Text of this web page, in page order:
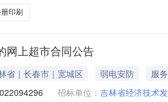
印刷
网上超市合同公告
省｜长春市｜宽城区 弱电安防
服务
招标单位： 吉林省经济技术